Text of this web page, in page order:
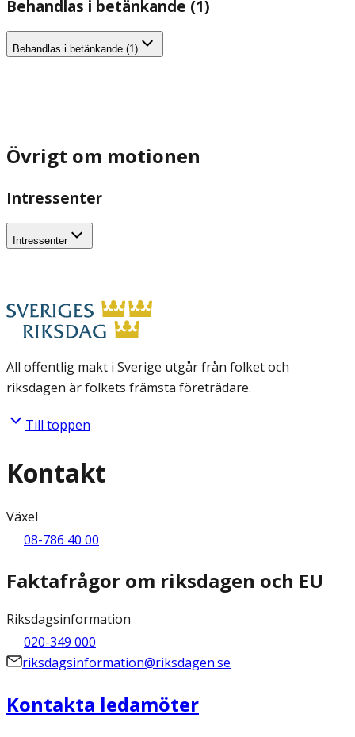
Behandlas i betänkande (1)
Behandlas i betänkande (1)
Övrigt om motionen
Intressenter
Intressenter
All offentlig makt i Sverige utgår från folket och
riksdagen är folkets främsta företrädare.
Till toppen
Kontakt
Växel
08-786 40 00
Faktafrågor om riksdagen och EU
Riksdagsinformation
020-349 000
riksdagsinformation@riksdagen.se
Kontakta ledamöter